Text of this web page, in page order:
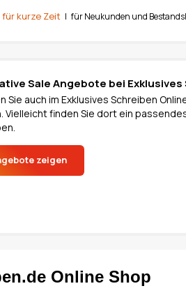
für kurze Zeit | für Neukunden und
Sale Angebote bei Exklusives
Sie auch im Exklusives Schreiben
Vielleicht finden Sie dort ein
zeigen
Online Shop